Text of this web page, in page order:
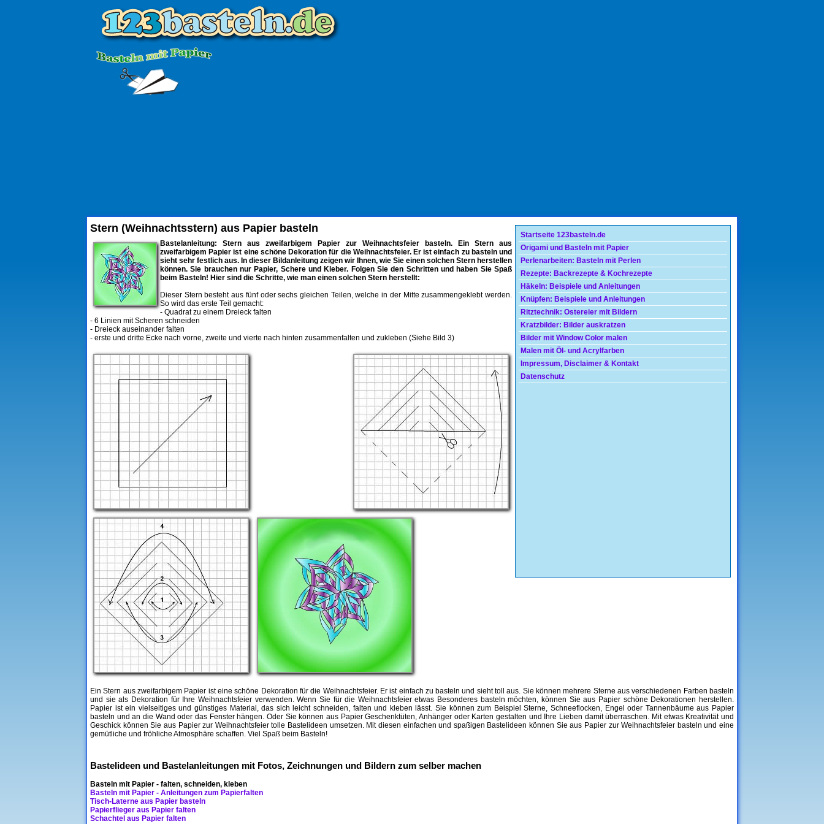
Startseite 123basteln.de
Origami und Basteln mit Papier
Perlenarbeiten: Basteln mit Perlen
Rezepte: Backrezepte & Kochrezepte
Häkeln: Beispiele und Anleitungen
Knüpfen: Beispiele und Anleitungen
Ritztechnik: Ostereier mit Bildern
Kratzbilder: Bilder auskratzen
Bilder mit Window Color malen
Malen mit Öl- und Acrylfarben
Impressum, Disclaimer & Kontakt
Datenschutz
Stern (Weihnachtsstern) aus Papier basteln
Bastelanleitung: Stern aus zweifarbigem Papier zur Weihnachtsfeier basteln. Ein Stern aus
zweifarbigem Papier ist eine schöne Dekoration für die Weihnachtsfeier. Er ist einfach zu basteln und
sieht sehr festlich aus. In dieser Bildanleitung zeigen wir Ihnen, wie Sie einen solchen Stern herstellen
können. Sie brauchen nur Papier, Schere und Kleber. Folgen Sie den Schritten und haben Sie Spaß
beim Basteln! Hier sind die Schritte, wie man einen solchen Stern herstellt:
Dieser Stern besteht aus fünf oder sechs gleichen Teilen, welche in der Mitte zusammengeklebt werden.
So wird das erste Teil gemacht:
- Quadrat zu einem Dreieck falten
- 6 Linien mit Scheren schneiden
- Dreieck auseinander falten
- erste und dritte Ecke nach vorne, zweite und vierte nach hinten zusammenfalten und zukleben (Siehe Bild 3)
Ein Stern aus zweifarbigem Papier ist eine schöne Dekoration für die Weihnachtsfeier. Er ist einfach zu basteln und sieht toll aus. Sie können mehrere Sterne aus verschiedenen Farben basteln
und sie als Dekoration für Ihre Weihnachtsfeier verwenden. Wenn Sie für die Weihnachtsfeier etwas Besonderes basteln möchten, können Sie aus Papier schöne Dekorationen herstellen.
Papier ist ein vielseitiges und günstiges Material, das sich leicht schneiden, falten und kleben lässt. Sie können zum Beispiel Sterne, Schneeflocken, Engel oder Tannenbäume aus Papier
basteln und an die Wand oder das Fenster hängen. Oder Sie können aus Papier Geschenktüten, Anhänger oder Karten gestalten und Ihre Lieben damit überraschen. Mit etwas Kreativität und
Geschick können Sie aus Papier zur Weihnachtsfeier tolle Bastelideen umsetzen. Mit diesen einfachen und spaßigen Bastelideen können Sie aus Papier zur Weihnachtsfeier basteln und eine
gemütliche und fröhliche Atmosphäre schaffen. Viel Spaß beim Basteln!
Bastelideen und Bastelanleitungen mit Fotos, Zeichnungen und Bildern zum selber machen
Basteln mit Papier - falten, schneiden, kleben
Basteln mit Papier - Anleitungen zum Papierfalten
Tisch-Laterne aus Papier basteln
Papierflieger aus Papier falten
Schachtel aus Papier falten